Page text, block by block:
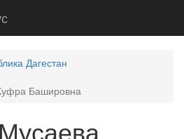
Дагестан
Башировна